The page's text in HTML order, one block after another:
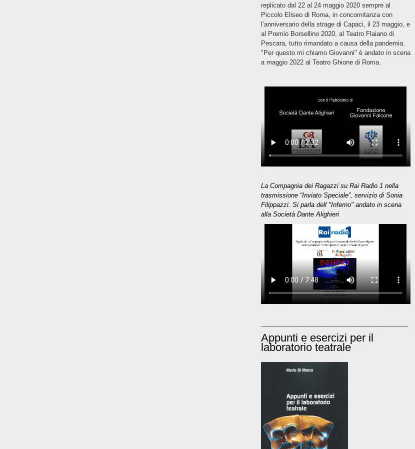
replicato dal 22 al 24 maggio 2020 sempre al
Piccolo Eliseo di Roma, in concomitanza con
l’anniversario della strage di Capaci, il 23 maggio, e
al Premio Borsellino 2020, al Teatro Flaiano di
Pescara, tutto rimandato a causa della pandemia.
"Per questo mi chiamo Giovanni" è andato in scena
a maggio 2022 al Teatro Ghione di Roma.
La Compagnia dei Ragazzi su Rai Radio 1 nella
trasmissione “Inviato Speciale”, servizio di Sonia
Filippazzi. Si parla dell "Inferno" andato in scena
alla Società Dante Alighieri
Appunti e esercizi per il
laboratorio teatrale